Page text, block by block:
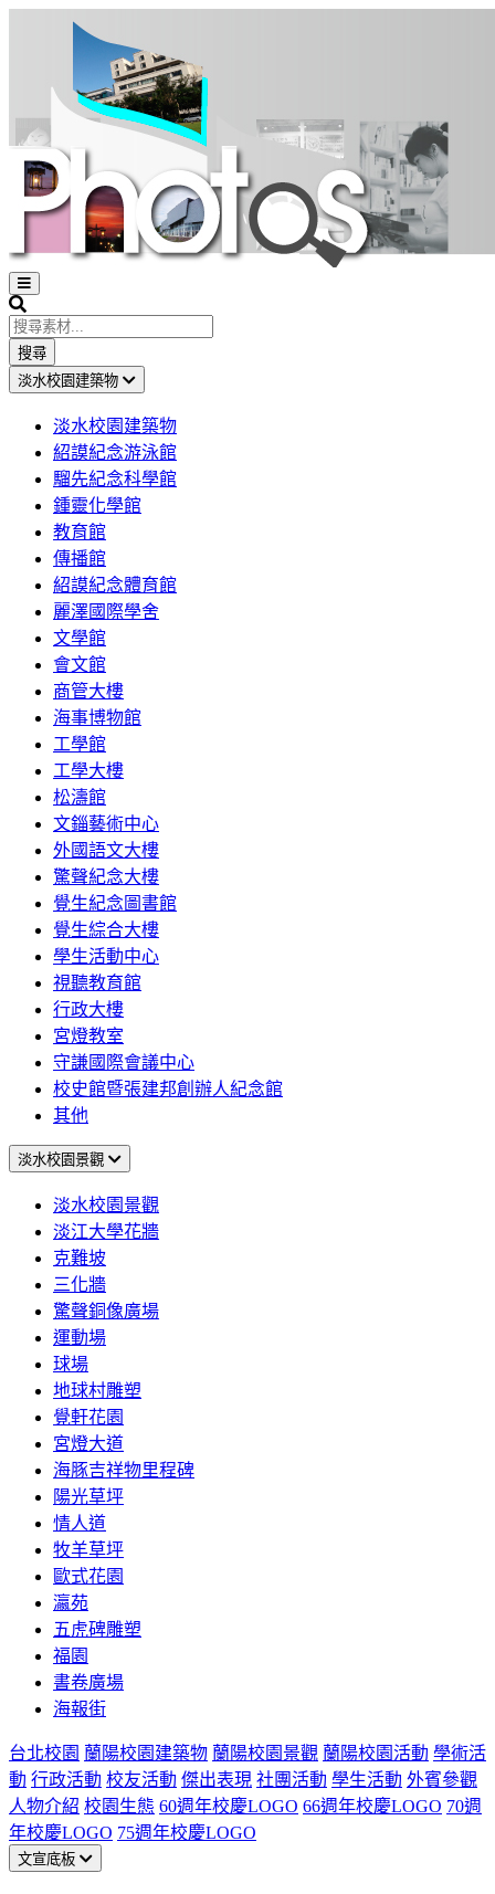
Open
sidebar
Search
搜尋
淡水校園建築物
淡水校園建築物
紹謨紀念游泳館
騮先紀念科學館
鍾靈化學館
教育館
傳播館
紹謨紀念體育館
麗澤國際學舍
文學館
會文館
商管大樓
海事博物館
工學館
工學大樓
松濤館
文錙藝術中心
外國語文大樓
驚聲紀念大樓
覺生紀念圖書館
覺生綜合大樓
學生活動中心
視聽教育館
行政大樓
宮燈教室
守謙國際會議中心
校史館暨張建邦創辦人紀念館
其他
淡水校園景觀
淡水校園景觀
淡江大學花牆
克難坡
三化牆
驚聲銅像廣場
運動場
球場
地球村雕塑
覺軒花園
宮燈大道
海豚吉祥物里程碑
陽光草坪
情人道
牧羊草坪
歐式花園
瀛苑
五虎碑雕塑
福園
書卷廣場
海報街
台北校園 蘭陽校園建築物 蘭陽校園景觀 蘭陽校園活動 學術活
動 行政活動 校友活動 傑出表現 社團活動 學生活動 外賓參觀
人物介紹 校園生態 60週年校慶LOGO 66週年校慶LOGO 70週
年校慶LOGO 75週年校慶LOGO
文宣底板